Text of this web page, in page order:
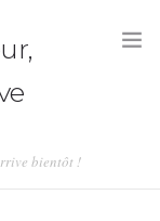
bientôt !